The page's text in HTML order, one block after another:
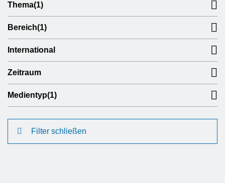
Thema(1)
Bereich(1)
International
Zeitraum
Medientyp(1)
Filter schließen